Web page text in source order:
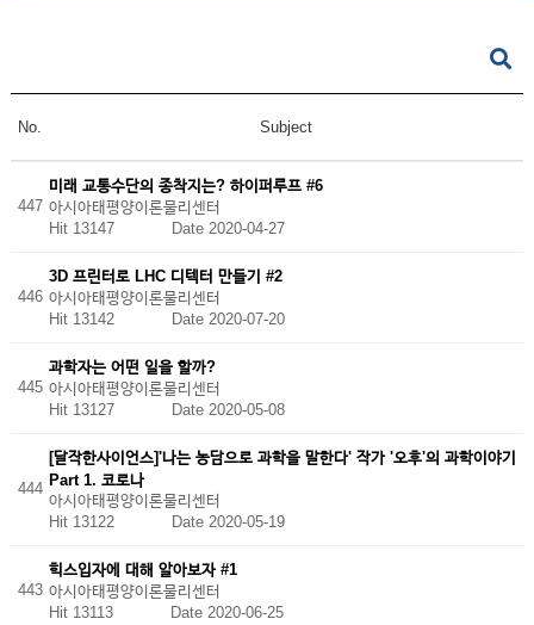
No. Subject
447
미래 교통수단의 종착지는? 하이퍼루프 #6
아시아태평양이론물리센터
Hit 13147 Date 2020-04-27
446
3D 프린터로 LHC 디텍터 만들기 #2
아시아태평양이론물리센터
Hit 13142 Date 2020-07-20
445
과학자는 어떤 일을 할까?
아시아태평양이론물리센터
Hit 13127 Date 2020-05-08
444
[달작한사이언스]'나는 농담으로 과학을 말한다' 작가 '오후'의 과학이야기
Part 1. 코로나
아시아태평양이론물리센터
Hit 13122
Date 2020-05-19
443
힉스입자에 대해 알아보자 #1
아시아태평양이론물리센터
Hit 13113 Date 2020-06-25